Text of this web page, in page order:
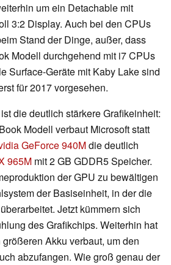
um ein Detachable mit
3:2 Display. Auch bei den CPUs
Stand der Dinge, außer, dass
Modell durchgehend mit i7 CPUs
Surface-Geräte mit Kaby Lake sind
für 2017 vorgesehen.
die deutlich stärkere Grafikeinheit:
Modell verbaut Microsoft statt
GeForce 940Mdie deutlich
965M mit 2 GB GDDR5 Speicher.
der GPU zu bewältigen
der Basiseinheit, in der die
Jetzt kümmern sich
des Grafikchips. Weiterhin hat
Akku verbaut, um den
abzufangen. Wie groß genau der